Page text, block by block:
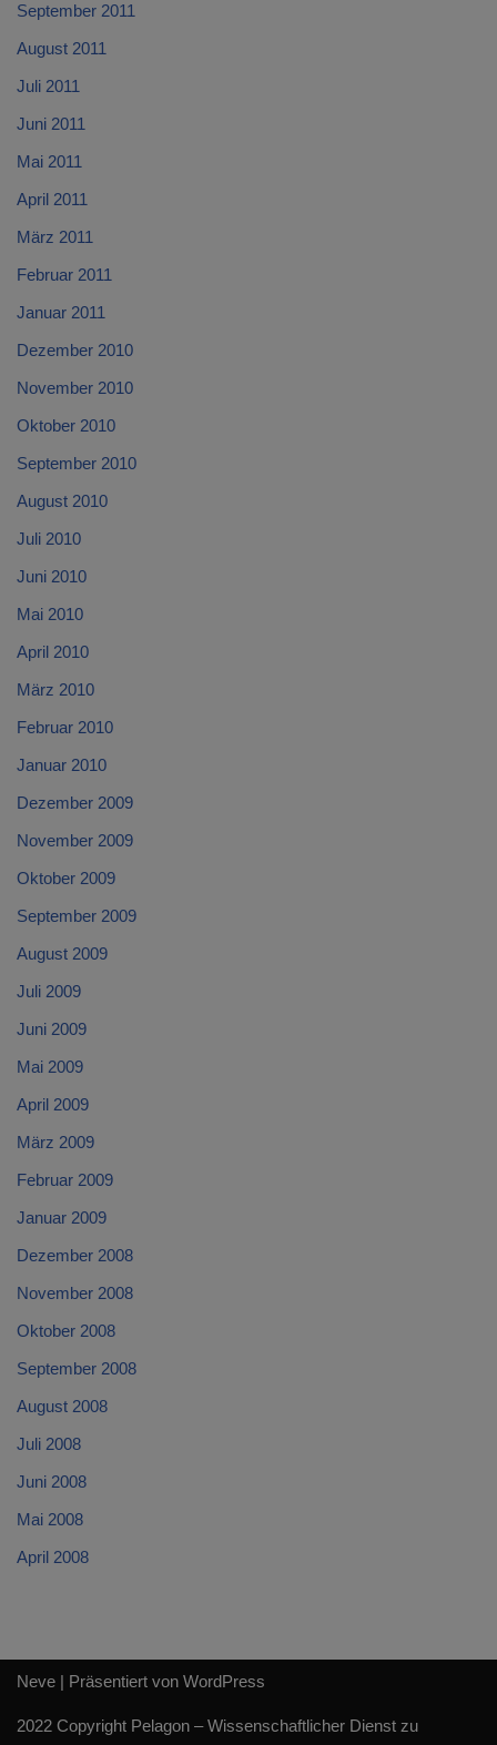
September 2011
August 2011
Juli 2011
Juni 2011
Mai 2011
April 2011
März 2011
Februar 2011
Januar 2011
Dezember 2010
November 2010
Oktober 2010
September 2010
August 2010
Juli 2010
Juni 2010
Mai 2010
April 2010
März 2010
Februar 2010
Januar 2010
Dezember 2009
November 2009
Oktober 2009
September 2009
August 2009
Juli 2009
Juni 2009
Mai 2009
April 2009
März 2009
Februar 2009
Januar 2009
Dezember 2008
November 2008
Oktober 2008
September 2008
August 2008
Juli 2008
Juni 2008
Mai 2008
April 2008
Neve | Präsentiert von WordPress
2022 Copyright Pelagon – Wissenschaftlicher Dienst zu